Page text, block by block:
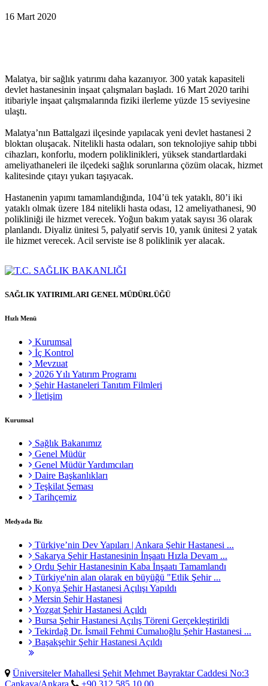
16 Mart 2020
Malatya, bir sağlık yatırımı daha kazanıyor. 300 yatak kapasiteli
devlet hastanesinin inşaat çalışmaları başladı. 16 Mart 2020 tarihi
itibariyle inşaat çalışmalarında fiziki ilerleme yüzde 15 seviyesine
ulaştı.
Malatya’nın Battalgazi ilçesinde yapılacak yeni devlet hastanesi 2
bloktan oluşacak. Nitelikli hasta odaları, son teknolojiye sahip tıbbi
cihazları, konforlu, modern poliklinikleri, yüksek standartlardaki
ameliyathaneleri ile ilçedeki sağlık sorunlarına çözüm olacak, hizmet
kalitesinde çıtayı yukarı taşıyacak.
Hastanenin yapımı tamamlandığında, 104’ü tek yataklı, 80’i iki
yataklı olmak üzere 184 nitelikli hasta odası, 12 ameliyathanesi, 90
polikliniği ile hizmet verecek. Yoğun bakım yatak sayısı 36 olarak
planlandı. Diyaliz ünitesi 5, palyatif servis 10, yanık ünitesi 2 yatak
ile hizmet verecek. Acil serviste ise 8 poliklinik yer alacak.
SAĞLIK YATIRIMLARI GENEL MÜDÜRLÜĞÜ
Hızlı Menü
Kurumsal
İç Kontrol
Mevzuat
2026 Yılı Yatırım Programı
Şehir Hastaneleri Tanıtım Filmleri
İletişim
Kurumsal
Sağlık Bakanımız
Genel Müdür
Genel Müdür Yardımcıları
Daire Başkanlıkları
Teşkilat Şeması
Tarihçemiz
Medyada Biz
Türkiye’nin Dev Yapıları | Ankara Şehir Hastanesi ...
Sakarya Şehir Hastanesinin İnşaatı Hızla Devam ...
Ordu Şehir Hastanesinin Kaba İnşaatı Tamamlandı
Türkiye'nin alan olarak en büyüğü "Etlik Şehir ...
Konya Şehir Hastanesi Açılışı Yapıldı
Mersin Şehir Hastanesi
Yozgat Şehir Hastanesi Açıldı
Bursa Şehir Hastanesi Açılış Töreni Gerçekleştirildi
Tekirdağ Dr. İsmail Fehmi Cumalıoğlu Şehir Hastanesi ...
Başakşehir Şehir Hastanesi Açıldı
Üniversiteler Mahallesi Şehit Mehmet Bayraktar Caddesi No:3